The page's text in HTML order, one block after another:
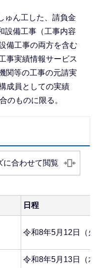
ゅん工した、請負金
設備工事（工事内容
備工事の両方を含む
事実績情報サービス
関等の工事の元請実
成員としての実績
のものに限る。
に合わせて閲覧
日程
令和8年5月12日（火
令和8年5月13日（水